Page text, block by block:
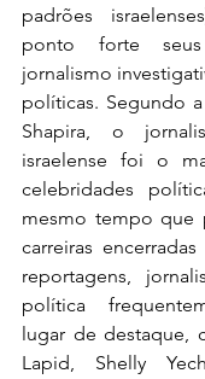
padrões
ponto forte
jornalismo
políticas. Segundo
Shapira, o
israelense foi o
celebridades
mesmo tempo que
carreiras
reportagens,
política
lugar de destaque,
Lapid, Shelly